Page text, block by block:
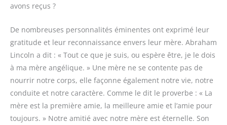
avons reçus ?
De nombreuses personnalités éminentes ont exprimé leur
gratitude et leur reconnaissance envers leur mère. Abraham
Lincoln a dit : « Tout ce que je suis, ou espère être, je le dois
à ma mère angélique. » Une mère ne se contente pas de
nourrir notre corps, elle façonne également notre vie, notre
conduite et notre caractère. Comme le dit le proverbe : « La
mère est la première amie, la meilleure amie et l’amie pour
toujours. » Notre amitié avec notre mère est éternelle. Son